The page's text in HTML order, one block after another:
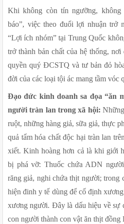
Khi không còn tín ngưỡng,
báo”, việc theo đuổi lợi nhuận trở
“Lợi ích nhóm” tại Trung Quốc
trở thành bản chất của hệ thống,
quyền quý ĐCSTQ và tư bản đỏ
đời của các loại tội ác mang tầm vóc
Đạo đức kinh doanh sa đọa “ăn
người tràn lan trong xã hội:
ruột, những hàng giả, sữa giả, thực
quả tẩm hóa chất độc hại tràn lan
xiết. Kinh hoàng hơn cả là khi giới
bị phá vỡ: Thuốc chứa ADN
răng giả, nghi chứa thịt người; trong
hiện đinh y tế dùng để cố định
xương người. Đây là dấu hiệu về sự
con người thành con vật ăn thịt đồng